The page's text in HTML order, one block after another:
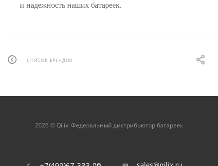
и надежность наших батареек.
СПИСОК БРЕНДОВ
2026 © Qilix: Федеральный дистрибьютор батареек